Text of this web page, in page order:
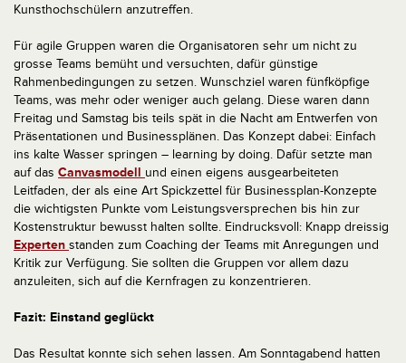
Kunsthochschülern anzutreffen.
Für agile Gruppen waren die Organisatoren sehr um nicht zu
grosse Teams bemüht und versuchten, dafür günstige
Rahmenbedingungen zu setzen. Wunschziel waren fünfköpfige
Teams, was mehr oder weniger auch gelang. Diese waren dann
Freitag und Samstag bis teils spät in die Nacht am Entwerfen von
Präsentationen und Businessplänen. Das Konzept dabei: Einfach
ins kalte Wasser springen – learning by doing. Dafür setzte man
auf das Canvasmodell und einen eigens ausgearbeiteten
Leitfaden, der als eine Art Spickzettel für Businessplan-Konzepte
die wichtigsten Punkte vom Leistungsversprechen bis hin zur
Kostenstruktur bewusst halten sollte. Eindrucksvoll: Knapp dreissig
Experten standen zum Coaching der Teams mit Anregungen und
Kritik zur Verfügung. Sie sollten die Gruppen vor allem dazu
anzuleiten, sich auf die Kernfragen zu konzentrieren.
Fazit: Einstand geglückt
Das Resultat konnte sich sehen lassen. Am Sonntagabend hatten